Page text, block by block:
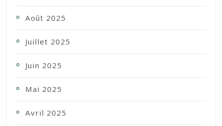
Août 2025
Juillet 2025
Juin 2025
Mai 2025
Avril 2025